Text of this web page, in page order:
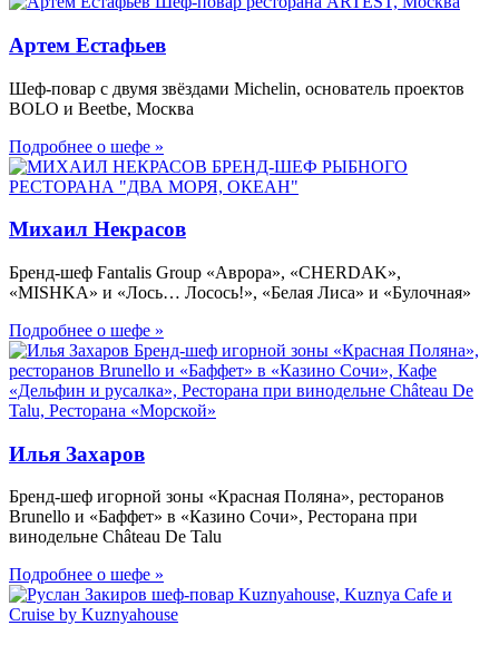
Артем Естафьев
Шеф-повар с двумя звёздами Michelin, основатель проектов
BOLO и Beetbe, Москва
Подробнее о шефе »
Михаил Некрасов
Бренд-шеф Fantalis Group «Аврора», «CHERDAK»,
«MISHKA» и «Лось… Лосось!», «Белая Лиса» и «Булочная»
Подробнее о шефе »
Илья Захаров
Бренд-шеф игорной зоны «Красная Поляна», ресторанов
Brunello и «Баффет» в «Казино Сочи», Ресторана при
винодельне Château De Talu
Подробнее о шефе »